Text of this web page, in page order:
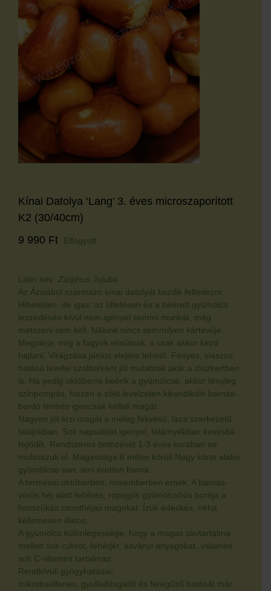
Kínai Datolya ‘Lang’ 3. éves microszaporított
K2 (30/40cm)
9 990 Ft Elfogyott
Latin név: Ziziphus Jujuba
Az Ázsiából származó kínai datolyát kezdik felfedezni.
Hihetetlen, de igaz: az ültetésen és a beérett gyümölcs
leszedésén kívül nem igényel semmi munkát, még
metszeni sem kell. Nálunk nincs semmilyen kártevője.
Megvárja, míg a fagyok elmúlnak, s csak akkor kezd
hajtani. Virágzása június elejére tehető. Fényes, viaszos
hatású levelei szoliterként jól mutatnak akár a díszkertben
is. Ha pedig októberre beérik a gyümölcse, akkor tényleg
színpompás, hiszen a zöld levélzeten kikandikáló barnás-
bordó termés igencsak kelleti magát.
Nagyon jól érzi magát a meleg fekvésű, laza szerkezetű
talajokban. Sok napsütést igényel, félárnyékban kevésbé
fejlődik. Rendszeres öntözését 1-3 éves korában ne
mulasszuk el. Magassága 6 méter körüli.Nagy körte alakú
gyümölcse van, ami éretten barna.
A termései októberben, novemberben érnek. A barnás-
vörös héj alatt fehéres, ropogós gyümölcshús borítja a
hosszúkás csonthéjas magokat. Ízük édeskés, néha
kellemesen illatos.
A gyümölcs különlegessége, hogy a magas savtartalma
mellett sok cukrot, fehérjét, ásványi anyagokat, valamint
sok C-vitamint tartalmaz.
Rendkívüli gyógyhatásai:
mikrobaellenes, gyulladásgátló és féregűző hatását már